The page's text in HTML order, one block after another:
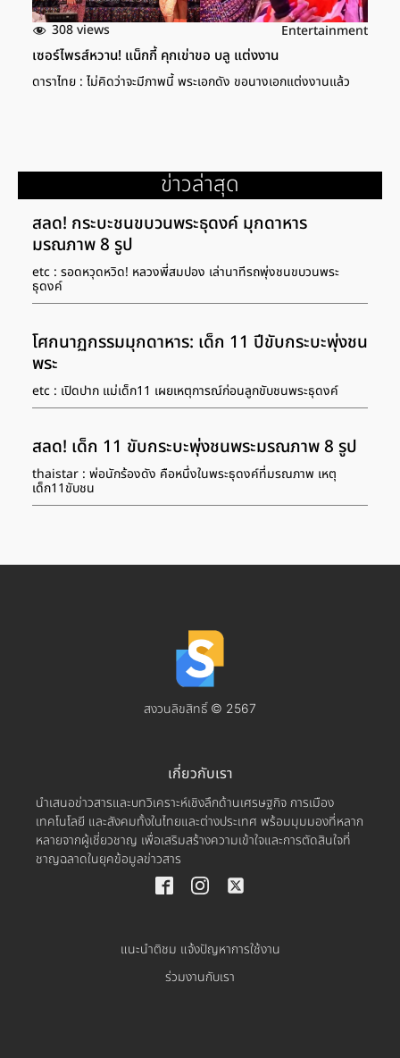
308 views Entertainment
เซอร์ไพรส์หวาน! แน็กกี้ คุกเข่าขอ บลู แต่งงาน
ดาราไทย : ไม่คิดว่าจะมีภาพนี้ พระเอกดัง ขอนางเอกแต่งงานแล้ว
ข่าวล่าสุด
สลด! กระบะชนขบวนพระธุดงค์ มุกดาหาร
มรณภาพ 8 รูป
etc : รอดหวุดหวิด! หลวงพี่สมปอง เล่านาทีรถพุ่งชนขบวนพระ
ธุดงค์
โศกนาฏกรรมมุกดาหาร: เด็ก 11 ปีขับกระบะพุ่งชน
พระ
etc : เปิดปาก แม่เด็ก11 เผยเหตุการณ์ก่อนลูกขับชนพระธุดงค์
สลด! เด็ก 11 ขับกระบะพุ่งชนพระมรณภาพ 8 รูป
thaistar : พ่อนักร้องดัง คือหนึ่งในพระธุดงค์ที่มรณภาพ เหตุ
เด็ก11ขับชน
สงวนลิขสิทธิ์ © 2567
เกี่ยวกับเรา
นำเสนอข่าวสารและบทวิเคราะห์เชิงลึกด้านเศรษฐกิจ การเมือง
เทคโนโลยี และสังคมทั้งในไทยและต่างประเทศ พร้อมมุมมองที่หลาก
หลายจากผู้เชี่ยวชาญ เพื่อเสริมสร้างความเข้าใจและการตัดสินใจที่
ชาญฉลาดในยุคข้อมูลข่าวสาร
แนะนำติชม แจ้งปัญหาการใช้งาน
ร่วมงานกับเรา